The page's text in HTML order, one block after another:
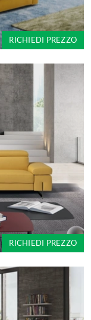
RICHIEDI PREZZO
RICHIEDI PREZZO